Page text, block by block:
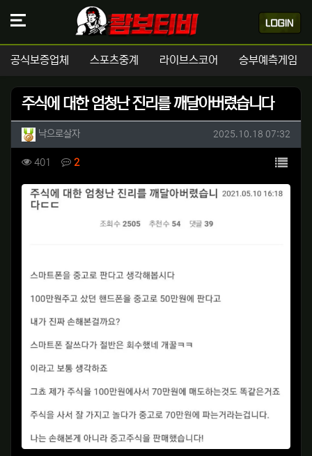
공식보증업체 스포츠중계 라이브스코어 승부예측게임
주식에 대한 엄청난 진리를 깨달아버렸습니다
작성자 정보
낙으로살자작성 작성일
2025.10.18 07:32
컨텐츠 정보
401 조회 2댓글 목록
본문